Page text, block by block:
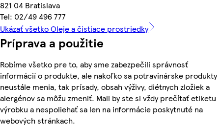
821 04 Bratislava
Tel: 02/49 496 777
Ukázať všetko Oleje a čistiace prostriedky
Príprava a použitie
Robíme všetko pre to, aby sme zabezpečili správnosť
informácií o produkte, ale nakoľko sa potravinárske produkty
neustále menia, tak prísady, obsah výživy, diétnych zložiek a
alergénov sa môžu zmeniť. Mali by ste si vždy prečítať etiketu
výrobku a nespoliehať sa len na informácie poskytnuté na
webových stránkach.